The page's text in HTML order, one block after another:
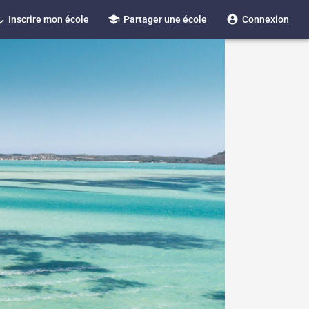
Inscrire mon école school Partager une école account_circle Connexion